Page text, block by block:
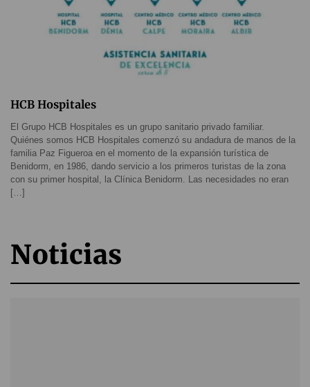
HCB Hospitales
El Grupo HCB Hospitales es un grupo sanitario privado familiar.
Quiénes somos HCB Hospitales comenzó su andadura de manos de la
familia Paz Figueroa en el momento de la expansión turística de
Benidorm, en 1986, dando servicio a los primeros turistas de la zona
con su primer hospital, la Clínica Benidorm. Las necesidades no eran
[…]
Noticias